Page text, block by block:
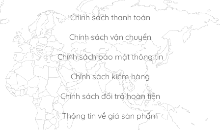
Chính sách thanh toán
Chính sách vận chuyển
Chính sách bảo mật thông tin
Chính sách kiểm hàng
Chính sách đổi trả hoàn tiền
Thông tin về giá sản phẩm